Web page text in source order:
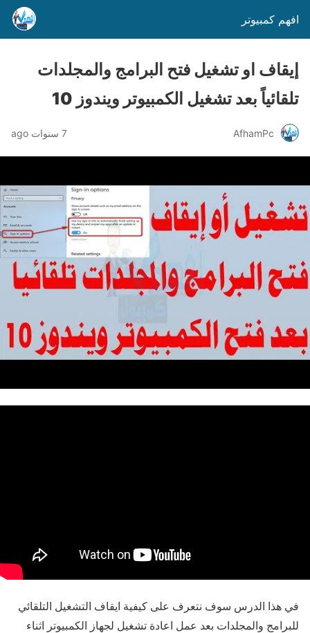
افهم كمبيوتر
إيقاف او تشغيل فتح البرامج والمجلدات
تلقائياً بعد تشغيل الكمبيوتر ويندوز 10
AfhamPc 7 سنوات ago
في هذا الدرس سوف نتعرف على كيفية ايقاف التشغيل التلقائي
للبرامج والمجلدات بعد عمل اعادة تشغيل لجهاز الكمبيوتر اثناء